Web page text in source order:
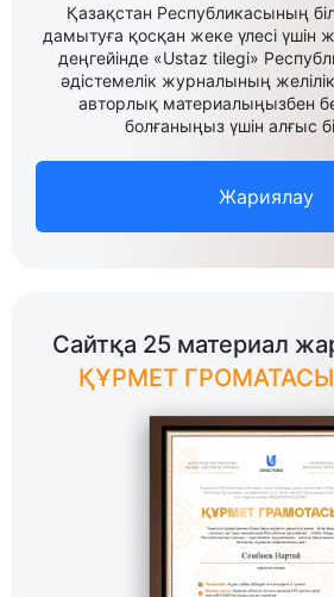
Қазақстан Республикасының
дамытуға қосқан жеке үлесі үшін
деңгейінде «Ustaz tilegi»
әдістемелік журналының
авторлық материалыңызбен
болғаныңыз үшін алғыс
Жариялау
Сайтқа 25 материал
ҚҰРМЕТ